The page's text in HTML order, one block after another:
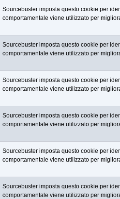
Sourcebuster imposta questo cookie per
comportamentale viene utilizzato per
Sourcebuster imposta questo cookie per
comportamentale viene utilizzato per
Sourcebuster imposta questo cookie per
comportamentale viene utilizzato per
Sourcebuster imposta questo cookie per
comportamentale viene utilizzato per
Sourcebuster imposta questo cookie per
comportamentale viene utilizzato per
Sourcebuster imposta questo cookie per
comportamentale viene utilizzato per